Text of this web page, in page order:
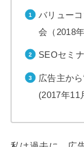
バリュー
会（2018年
SEOセミ
広告主か
(2017年11